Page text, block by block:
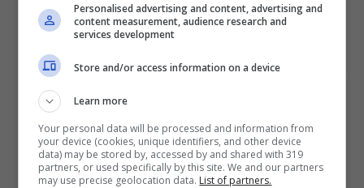
VERIFICA
BONUS BENVENUTO LOTTOMATICA: 2050€
Fino a 2050€ bonus scommesse e sport
Personalised advertising and content, advertising and
content measurement, audience research and
services development
Store and/or access information on a device
Learn more
Your personal data will be processed and information from
your device (cookies, unique identifiers, and other device
data) may be stored by, accessed by and shared with 319
partners, or used specifically by this site. We and our partners
may use precise geolocation data. List of partners.